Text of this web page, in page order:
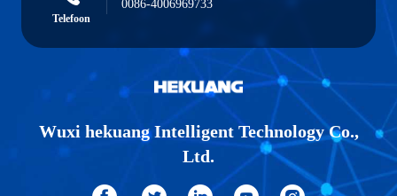
Telefoon
0086-4006969733
Wuxi hekuang Intelligent Technology Co.,
Ltd.